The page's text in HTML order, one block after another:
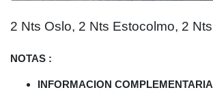
2 Nts Oslo, 2 Nts Estocolmo, 2
NOTAS :
INFORMACION